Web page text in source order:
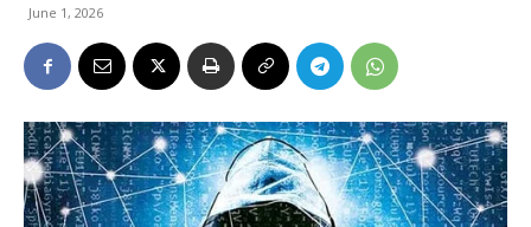
June 1, 2026